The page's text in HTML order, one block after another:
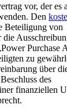
vor, der es
Den
Beteiligung von
Purchase
zu
über
des
finanziellen